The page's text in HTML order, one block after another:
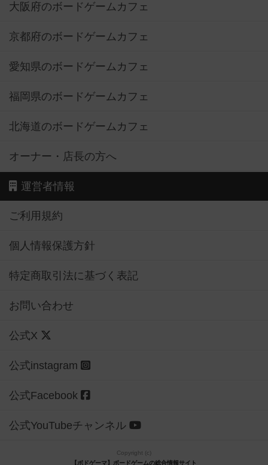
大阪府のボードゲームカフェ
京都府のボードゲームカフェ
愛知県のボードゲームカフェ
福岡県のボードゲームカフェ
北海道のボードゲームカフェ
オーナー・店長の方へ
運営者情報
ご利用規約
個人情報保護方針
特定商取引法に基づく表記
お問い合わせ
公式X
公式instagram
公式Facebook
公式YouTubeチャンネル
Copyright (c)
【ボドゲーマ】ボードゲームの総合情報サイト